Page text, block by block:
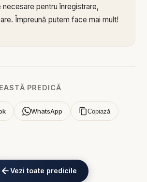
pentru înregistrare,
Împreună putem face mai mult!
marius39jh
canal pentru a primi acces la
PREDICĂ
WhatsApp Copiază
Vezi toate predicile